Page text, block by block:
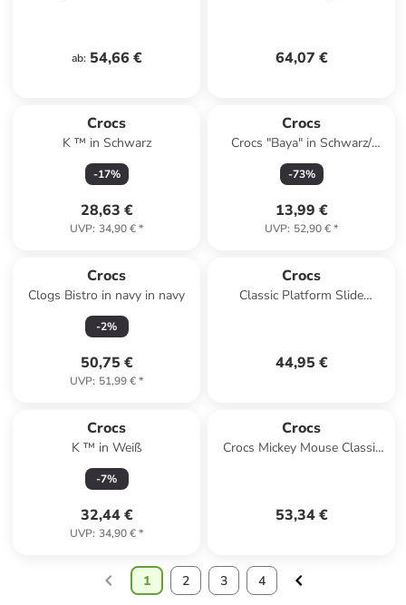
ab: 54,66 € 64,07 €
Crocs
K ™ in Schwarz
-17%
28,63 €
UVP: 34,90 €*
Crocs
Crocs "Baya" in Schwarz/
Blau/ Lila
-73%
13,99 €
UVP: 52,90 €*
Crocs
Clogs Bistro in navy in navy
-2%
50,75 €
UVP: 51,99 €*
Crocs
Classic Platform Slide
44,95 €
Crocs
K ™ in Weiß
-7%
32,44 €
UVP: 34,90 €*
Crocs
Crocs Mickey Mouse Classic
53,34 €
1 2 3 4